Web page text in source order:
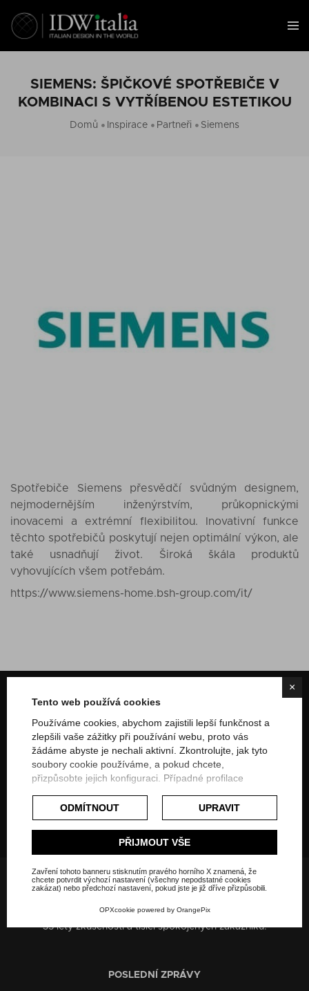
×
Tento web používá cookies
Používáme cookies, abychom zajistili lepší funkčnost a
zlepšili vaše zážitky při používání webu, proto vás
žádáme abyste je nechali aktivní. Zkontrolujte, jak tyto
soubory cookie používáme, a pokud chcete,
přizpůsobte jejich konfiguraci. Případné profilace
získání souhlasu uživatele.
Podívejte se na rozšířené zásady týkající se
ODMÍTNOUT UPRAVIT
PŘIJMOUT VŠE
Zavření tohoto banneru stisknutím pravého horního X znamená, že
chcete potvrdit výchozí nastavení (všechny nepodstatné cookies
zakázat) nebo předchozí nastavení, pokud jste je již dříve přizpůsobili.
OPXcookie powered by OrangePix
SIEMENS: ŠPIČKOVÉ SPOTŘEBIČE V
KOMBINACI S VYTŘÍBENOU ESTETIKOU
Domů Inspirace Partneři Siemens
Spotřebiče Siemens přesvědčí svůdným designem,
nejmodernějším inženýrstvím, průkopnickými
inovacemi a extrémní flexibilitou. Inovativní funkce
těchto spotřebičů poskytují nejen optimální výkon, ale
také usnadňují život. Široká škála produktů
vyhovujících všem potřebám.
https://www.siemens-home.bsh-group.com/it/
Interiérový design a vybavení v České republice
Itálii, Dubaji a Nigérii
Na sociálních sítích
O nás:
všeho, co souvisí s domovem, hotely a veřejnými prostory. S
35 lety zkušeností a tisíci spokojených zákazníků.
POSLEDNÍ ZPRÁVY